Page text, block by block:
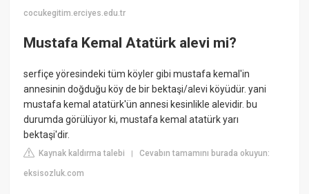
cocukegitim.erciyes.edu.tr
Mustafa Kemal Atatürk alevi mi?
serfiçe yöresindeki tüm köyler gibi mustafa kemal'in
annesinin doğduğu köy de bir bektaşi/alevi köyüdür. yani
mustafa kemal atatürk'ün annesi kesinlikle alevidir. bu
durumda görülüyor ki, mustafa kemal atatürk yarı
bektaşi'dir.
Kaynak kaldırma talebi |Cevabın tamamını burada okuyun:
eksisozluk.com